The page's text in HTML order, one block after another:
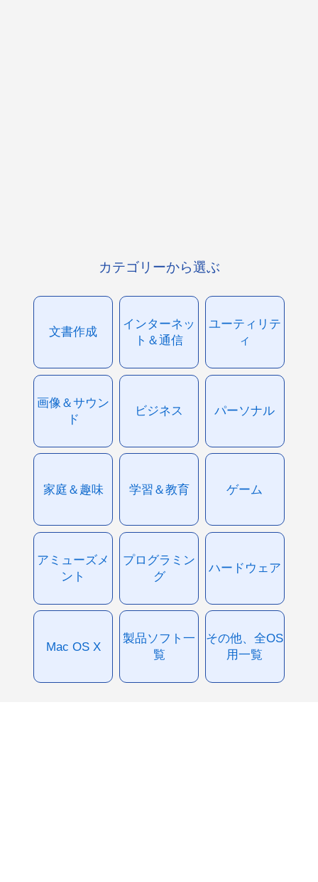
カテゴリーから選ぶ
文書作成
インターネッ
ト＆通信
ユーティリテ
ィ
画像＆サウン
ド
ビジネス パーソナル
家庭＆趣味 学習＆教育 ゲーム
アミューズメ
ント
プログラミン
グ
ハードウェア
Mac OS X
製品ソフト一
覧
その他、全OS
用一覧